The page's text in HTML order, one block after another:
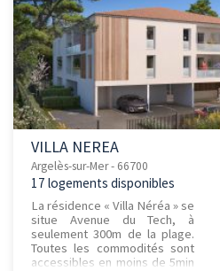
VILLA NEREA
Argelès-sur-Mer - 66700
17 logements disponibles
La résidence « Villa Néréa » se
situe Avenue du Tech, à
seulement 300m de la plage.
Toutes les commodités sont
accessibles en moins de 5min